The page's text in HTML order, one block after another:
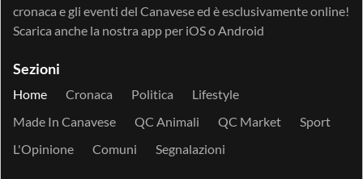
cronaca e gli eventi del Canavese ed è esclusivamente online!
Scarica anche la nostra app per iOSo Android
Sezioni
Home Cronaca Politica
Lifestyle
Made In Canavese
QC Animali QC Market
Sport
L'Opinione
Comuni Segnalazioni